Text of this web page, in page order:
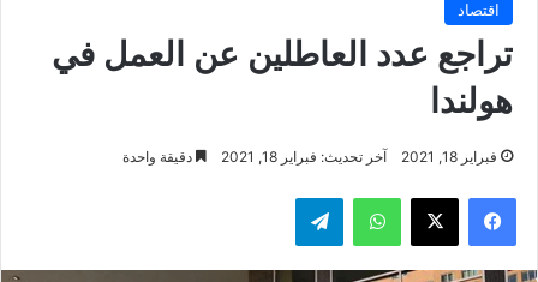
اقتصاد
تراجع عدد العاطلين عن العمل في
هولندا
فبراير 18, 2021 آخر تحديث: فبراير 18, 2021 دقيقة واحدة
فيسبوك ‫X واتساب تيلقرام